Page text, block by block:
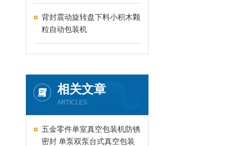
背封震动旋转盘下料小积木颗
粒自动包装机
相关文章
ARTICLES
五金零件单室真空包装机防锈
密封 单泵双泵台式真空包装